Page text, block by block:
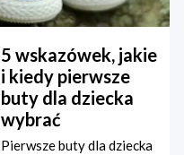
5 wskazówek, jakie
i kiedy pierwsze
buty dla dziecka
wybrać
Pierwsze buty dla dziecka